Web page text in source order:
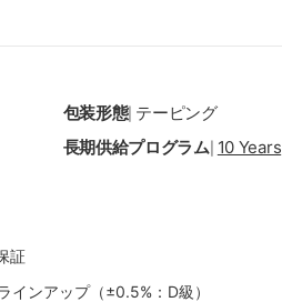
包装形態| テーピング
長期供給プログラム| 10 Years
証
インアップ（±0.5%：D級）